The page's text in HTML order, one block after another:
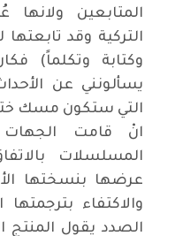
المتابعين
التركية وقد تابعتها
وكتابة وتكلماً)
يسألونني عن
التي ستكون مسك
انْ قامت الجهات
المسلسلات
عرضها بنسختها
والاكتفاء
الصدد يقول المنتج